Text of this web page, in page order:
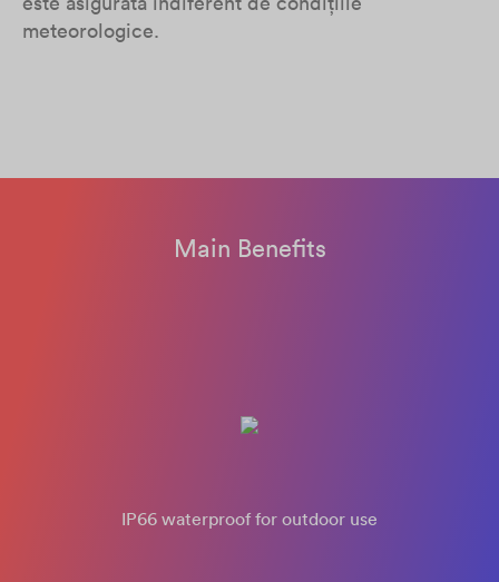
meteorologice.
Main Benefits
IP66 waterproof for outdoor use